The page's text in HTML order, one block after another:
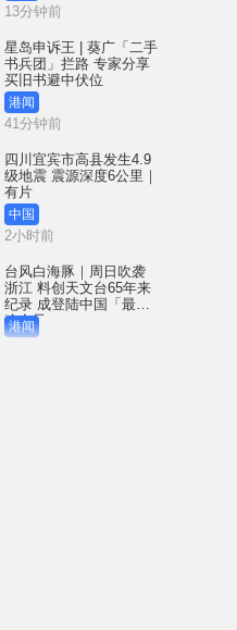
13分钟前
星岛申诉王 | 葵广「二手
书兵团」拦路 专家分享
买旧书避中伏位
港闻
41分钟前
四川宜宾市高县发生4.9
级地震 震源深度6公里｜
有片
中国
2小时前
台风白海豚｜周日吹袭
浙江 料创天文台65年来
纪录 成登陆中国「最长
途台风」
港闻